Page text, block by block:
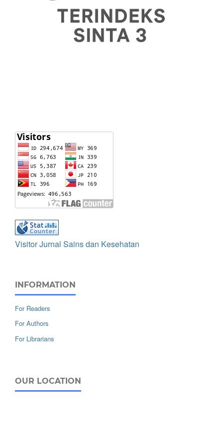
Visitor Jurnal Sains dan Kesehatan
INFORMATION
For Readers
For Authors
For Librarians
OUR LOCATION